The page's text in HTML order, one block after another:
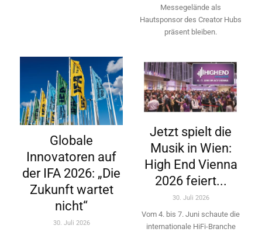
Messegelände als
Hautsponsor des Creator Hubs
präsent bleiben.
Globale
Innovatoren auf
der IFA 2026: „Die
Zukunft wartet
nicht“
30. Juli 2026
Jetzt spielt die
Musik in Wien:
High End Vienna
2026 feiert...
30. Juli 2026
Vom 4. bis 7. Juni schaute die
internationale HiFi-Branche